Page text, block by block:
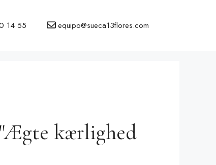
14 55 equipo@sueca13flores.com
kærlighed